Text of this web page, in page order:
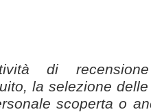
di
la selezione
scoperta o